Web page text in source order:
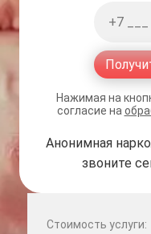
Нажимая на
согласие на
Анонимная
звоните
Стоимость услуги: